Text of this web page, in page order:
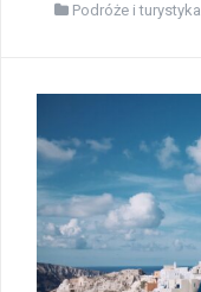
Podróże i turystyka